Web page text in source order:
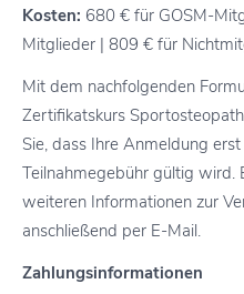
Kosten: 680 € für GOSM-
Mitglieder | 809 € für
Mit dem nachfolgenden
Zertifikatskurs
Sie, dass Ihre Anmeldung
Teilnahmegebühr gültig wird.
weiteren Informationen zur
anschließend per E-Mail.
Zahlungsinformationen